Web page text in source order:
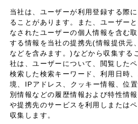
当社は、ユーザーが利用登録する際
ることがあります。また、ユーザー
なされたユーザーの個人情報を含む
する情報を当社の提携先(情報提供元
などを含みます。)などから収集する
社は、ユーザーについて、閲覧した
検索した検索キーワード、利用日時
境、IPアドレス、クッキー情報、位
別情報などの履歴情報および特性情
や提携先のサービスを利用しまたは
収集します。